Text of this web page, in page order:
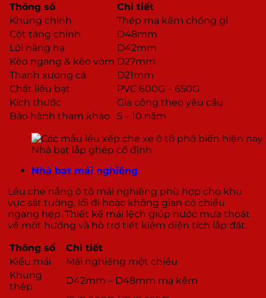
Thông số
Chi tiết
Khung chính
Thép mạ kẽm chống gỉ
Cột tăng chỉnh
D48mm
Lõi nâng hạ
D42mm
Kèo ngang & kèo vòm D27mm
Thanh xương cá
D21mm
Chất liệu bạt
PVC 600G – 650G
Kích thước
Gia công theo yêu cầu
Bảo hành tham khảo
5 – 10 năm
Nhà bạt lắp ghép cố định
Nhà bạt mái nghiêng
Lều che nắng ô tô mái nghiêng phù hợp cho khu
vực sát tường, lối đi hoặc không gian có chiều
ngang hẹp. Thiết kế mái lệch giúp nước mưa thoát
về một hướng và hỗ trợ tiết kiệm diện tích lắp đặt.
Thông số
Chi tiết
Kiểu mái
Mái nghiêng một chiều
Khung
thép
D42mm – D48mm mạ kẽm